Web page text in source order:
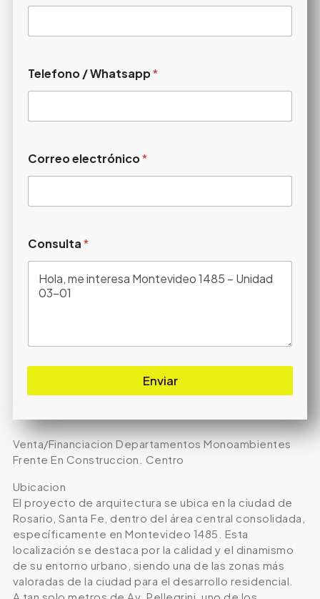
Telefono / Whatsapp*
Correo electrónico*
Consulta*
Enviar
Venta/Financiacion Departamentos Monoambientes
Frente En Construccion. Centro
Ubicacion
El proyecto de arquitectura se ubica en la ciudad de
Rosario, Santa Fe, dentro del área central consolidada,
específicamente en Montevideo 1485. Esta
localización se destaca por la calidad y el dinamismo
de su entorno urbano, siendo una de las zonas más
valoradas de la ciudad para el desarrollo residencial.